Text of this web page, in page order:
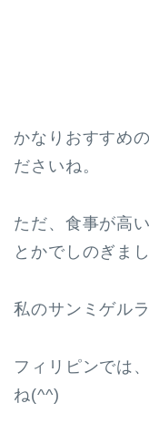
かなりおすすめ
ださいね。
ただ、食事が高
とかでしのぎま
私のサンミゲル
フィリピンでは
ね(^^)